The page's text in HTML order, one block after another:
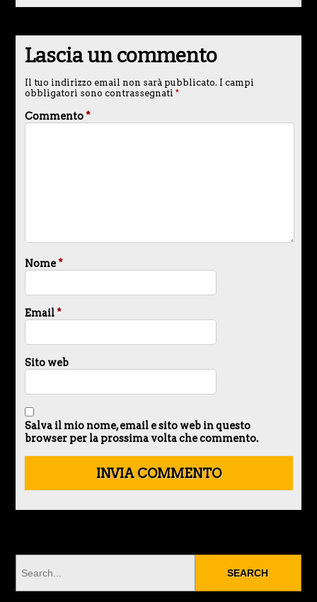
Lascia un commento
Il tuo indirizzo email non sarà pubblicato. I campi
obbligatori sono contrassegnati *
Commento*
Nome*
Email*
Sito web
Salva il mio nome, email e sito web in questo
browser per la prossima volta che commento.